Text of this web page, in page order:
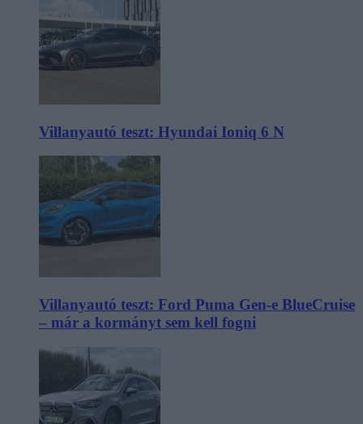
Villanyautó teszt: Hyundai Ioniq 6 N
Villanyautó teszt: Ford Puma Gen-e BlueCruise
– már a kormányt sem kell fogni